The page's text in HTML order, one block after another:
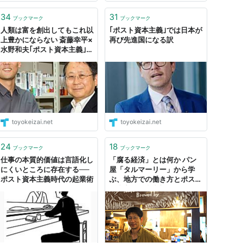
が、文章としては整理できていま
せんでした。ちょうどイスラエ...
34 ブックマーク
人類は富を創出してもこれ以
上豊かにならない 斎藤幸平×
水野和夫｢ポスト資本主義｣を
toyokeizai.net
31 ブックマーク
｢ポスト資本主義｣では日本が
再び先進国になる訳
toyokeizai.net
24 ブックマーク
仕事の本質的価値は言語化し
にくいところに存在する──
ポスト資本主義時代の起業術
18 ブックマーク
「腐る経済」とは何か パン
屋「タルマーリー」から学
ぶ、地方での働き方とポスト
ン